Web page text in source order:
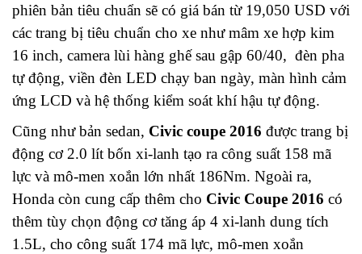
phiên bản tiêu chuẩn sẽ có giá bán từ 19,050 USD với
các trang bị tiêu chuẩn cho xe như mâm xe hợp kim
16 inch, camera lùi hàng ghế sau gập 60/40, đèn pha
tự động, viền đèn LED chạy ban ngày, màn hình cảm
ứng LCD và hệ thống kiểm soát khí hậu tự động.
Cũng như bản sedan, Civic coupe 2016 được trang bị
động cơ 2.0 lít bốn xi-lanh tạo ra công suất 158 mã
lực và mô-men xoắn lớn nhất 186Nm. Ngoài ra,
Honda còn cung cấp thêm cho Civic Coupe 2016 có
thêm tùy chọn động cơ tăng áp 4 xi-lanh dung tích
1.5L, cho công suất 174 mã lực, mô-men xoắn